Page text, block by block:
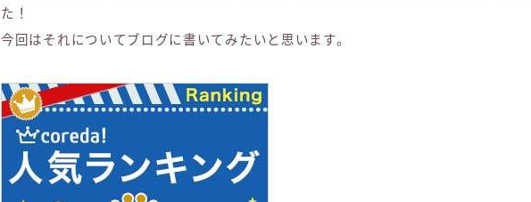
た！
今回はそれについてブログに書いてみたいと思います。